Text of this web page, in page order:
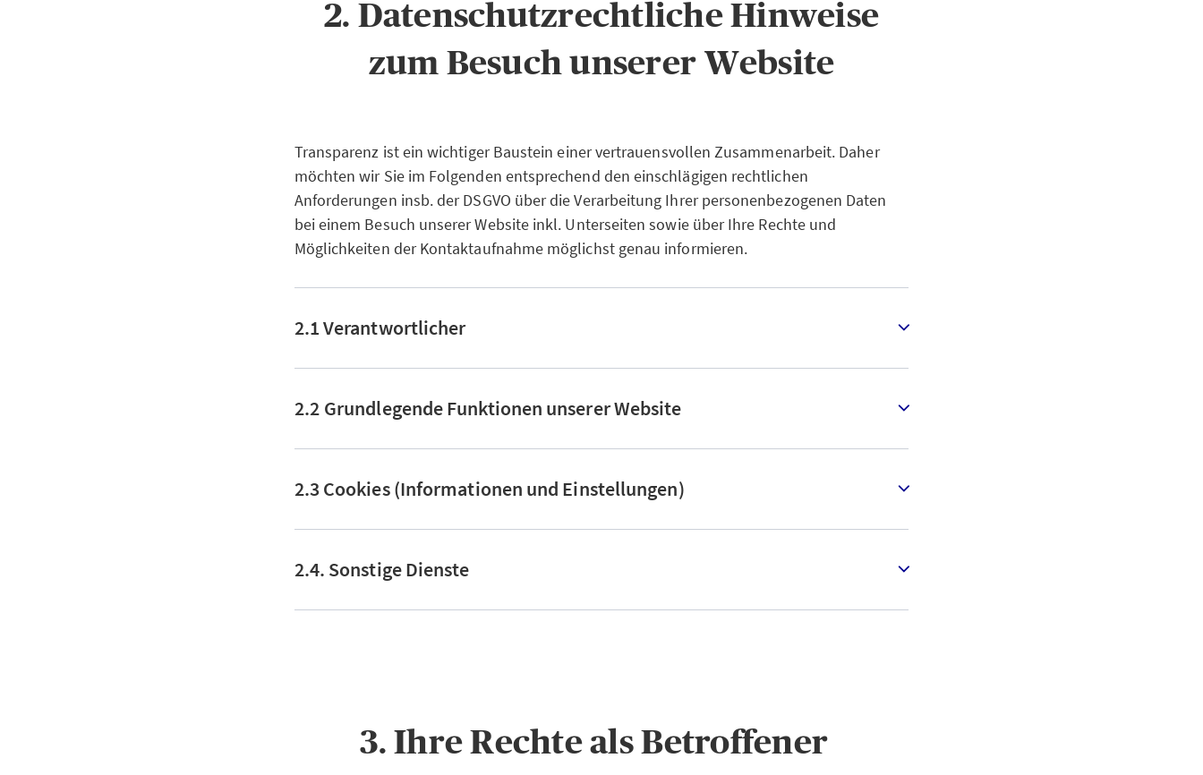
2. Datenschutzrechtliche Hinweise
zum Besuch unserer Website
Transparenz ist ein wichtiger Baustein einer vertrauensvollen Zusammenarbeit. Daher
möchten wir Sie im Folgenden entsprechend den einschlägigen rechtlichen
Anforderungen insb. der DSGVO über die Verarbeitung Ihrer personenbezogenen Daten
bei einem Besuch unserer Website inkl. Unterseiten sowie über Ihre Rechte und
Möglichkeiten der Kontaktaufnahme möglichst genau informieren.
2.1 Verantwortlicher
2.2 Grundlegende Funktionen unserer Website
2.3 Cookies (Informationen und Einstellungen)
2.4. Sonstige Dienste
3. Ihre Rechte als Betroffener